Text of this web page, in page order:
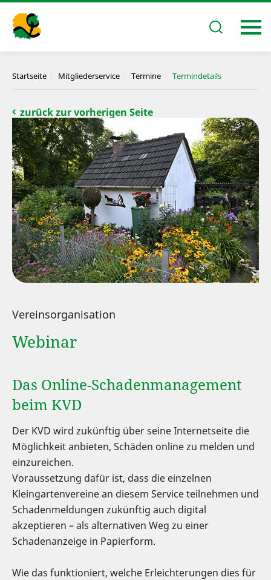
Startseite Mitgliederservice Termine Termindetails
zurück zur vorherigen Seite
Vereinsorganisation
Webinar
Das Online-Schadenmanagement
beim KVD
Der KVD wird zukünftig über seine Internetseite die
Möglichkeit anbieten, Schäden online zu melden und
einzureichen.
Voraussetzung dafür ist, dass die einzelnen
Kleingartenvereine an diesem Service teilnehmen und
Schadenmeldungen zukünftig auch digital
akzeptieren – als alternativen Weg zu einer
Schadenanzeige in Papierform.
Wie das funktioniert, welche Erleichterungen dies für